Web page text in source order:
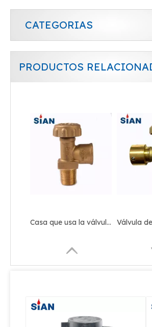
CATEGORIAS
PRODUCTOS Casa que usa la válvula de GLP de seguridad del cilindro de gas
Válvula de GLP de alivio de seguridad de aleación de cobre